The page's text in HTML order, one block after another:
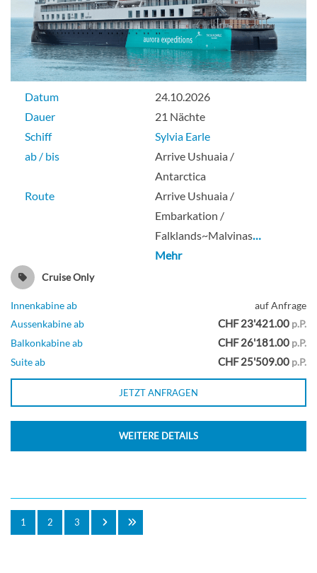
Datum
24.10.2026
Dauer
21 Nächte
Schiff
Sylvia Earle
ab / bis
Arrive Ushuaia /
Antarctica
Route
Arrive Ushuaia /
Embarkation /
Falklands~Malvinas…
Mehr
Cruise Only
Innenkabine ab
auf Anfrage
Aussenkabine ab
CHF 23'421.00 p.P.
Balkonkabine ab
CHF 26'181.00 p.P.
Suite ab
CHF 25'509.00 p.P.
JETZT ANFRAGEN
WEITERE DETAILS
1 2 3